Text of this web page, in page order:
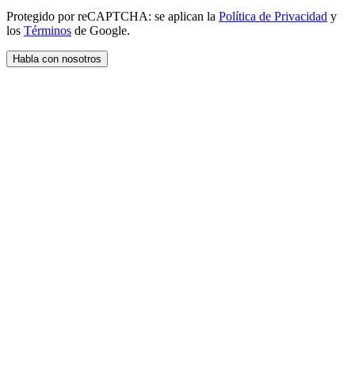
Protegido por reCAPTCHA: se aplican la Política de Privacidad y
los Términos de Google.
Habla con nosotros